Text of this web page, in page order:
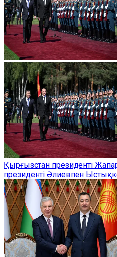
Қырғызстан президенті
президенті Әлиевпен